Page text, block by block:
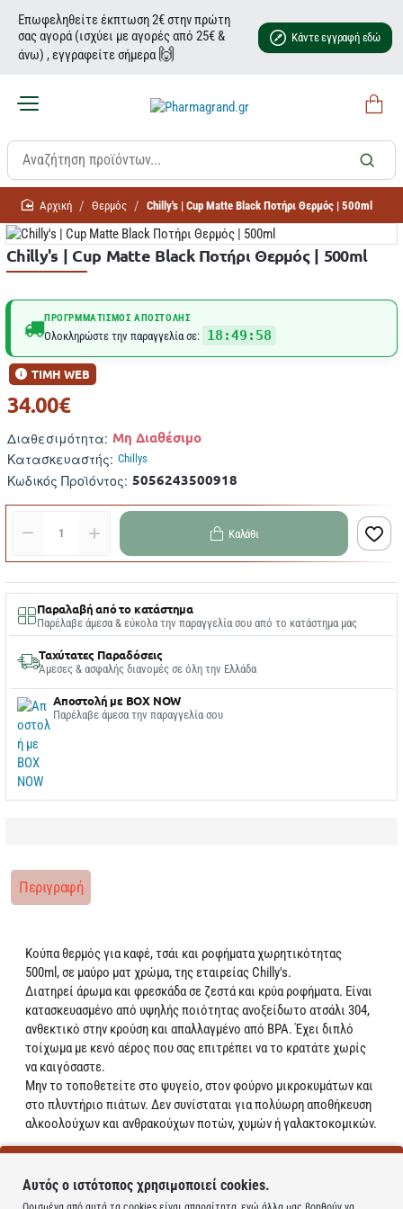
Επωφεληθείτε έκπτωση 2€ στην πρώτη
σας αγορά (ισχύει με αγορές από 25€ &
άνω) , εγγραφείτε σήμερα 🙌
Κάντε εγγραφή εδώ
homeΘερμός Chilly's | Cup Matte Black Ποτήρι Θερμός | 500ml
Chilly's | Cup Matte Black Ποτήρι Θερμός | 500ml
ΠΡΟΓΡΜΜΑΤΙΣΜΌΣ ΑΠΟΣΤΟΛΉΣ
Ολοκληρώστε την παραγγελία σε: 18:49:58
Διαθεσιμότητα: Μη Διαθέσιμο
Κατασκευαστής: Chillys
Κωδικός Προϊόντος: 5056243500918
ΤΙΜΗ WEB
34.00€
Καλάθι
Παραλαβή από το κατάστημα
Παρέλαβε άμεσα & εύκολα την παραγγελία σου από το κατάστημα μας
Ταχύτατες Παραδόσεις
Άμεσες & ασφαλής διανομές σε όλη την Ελλάδα
Αποστολή με BOX NOW
Παρέλαβε άμεσα την παραγγελία σου
Περιγραφή
Κούπα θερμός για καφέ, τσάι και ροφήματα χωρητικότητας
500ml, σε μαύρο ματ χρώμα, της εταιρείας Chilly's.
Διατηρεί άρωμα και φρεσκάδα σε ζεστά και κρύα ροφήματα. Είναι
κατασκευασμένο από υψηλής ποιότητας ανοξείδωτο ατσάλι 304,
ανθεκτικό στην κρούση και απαλλαγμένο από BPA. Έχει διπλό
τοίχωμα με κενό αέρος που σας επιτρέπει να το κρατάτε χωρίς
να καιγόσαστε.
Μην το τοποθετείτε στο ψυγείο, στον φούρνο μικροκυμάτων και
στο πλυντήριο πιάτων. Δεν συνίσταται για πολύωρη αποθήκευση
αλκοολούχων και ανθρακούχων ποτών, χυμών ή γαλακτοκομικών.
Learn more
Αυτός ο ιστότοπος χρησιμοποιεί cookies.